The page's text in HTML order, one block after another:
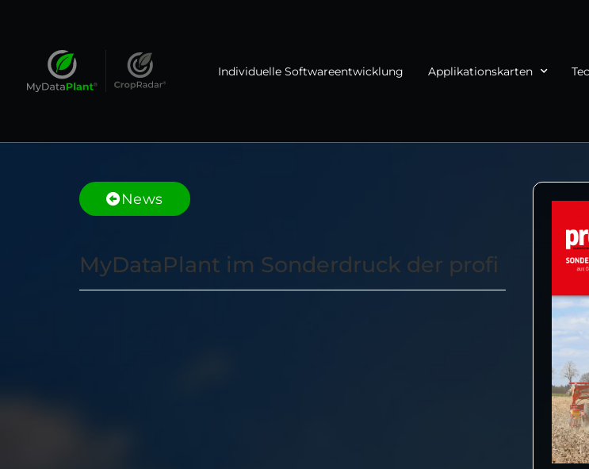
Individuelle Softwareentwicklung Applikationskarten
News
MyDataPlant im Sonderdruck der profi